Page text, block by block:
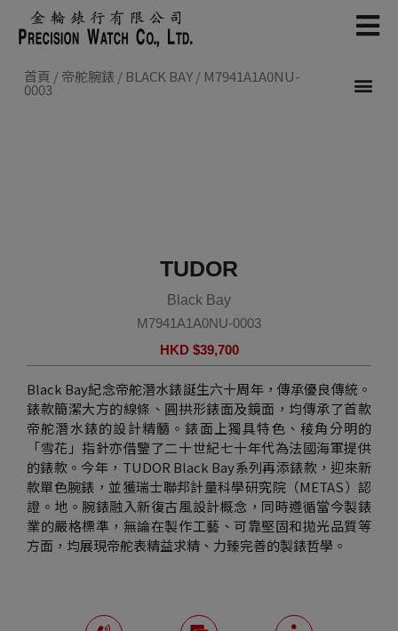
content
首頁 /帝舵腕錶 / BLACK BAY/ M7941A1A0NU-
0003
TUDOR
Black Bay
M7941A1A0NU-0003
HKD $39,700
Black Bay紀念帝舵潛水錶誕生六十周年，傳承優良傳統。
錶款簡潔大方的線條、圓拱形錶面及鏡面，均傳承了首款
帝舵潛水錶的設計精髓。錶面上獨具特色、稜角分明的
「雪花」指針亦借鑒了二十世紀七十年代為法國海軍提供
的錶款。今年，TUDOR Black Bay系列再添錶款，迎來新
款單色腕錶，並獲瑞士聯邦計量科學研究院（METAS）認
證。地。腕錶融入新復古風設計概念，同時遵循當今製錶
業的嚴格標準，無論在製作工藝、可靠堅固和拋光品質等
方面，均展現帝舵表精益求精、力臻完善的製錶哲學。